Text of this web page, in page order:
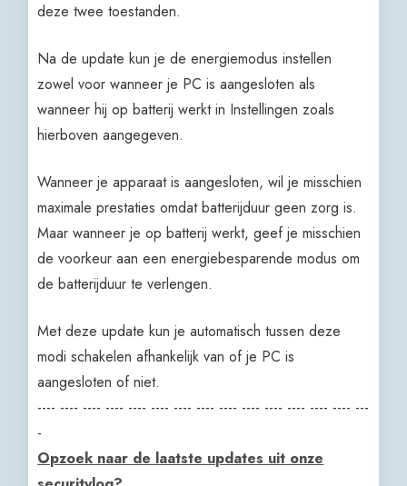
deze twee toestanden.
Na de update kun je de energiemodus instellen
zowel voor wanneer je PC is aangesloten als
wanneer hij op batterij werkt in Instellingen zoals
hierboven aangegeven.
Wanneer je apparaat is aangesloten, wil je misschien
maximale prestaties omdat batterijduur geen zorg is.
Maar wanneer je op batterij werkt, geef je misschien
de voorkeur aan een energiebesparende modus om
de batterijduur te verlengen.
Met deze update kun je automatisch tussen deze
modi schakelen afhankelijk van of je PC is
aangesloten of niet.
---- ---- ---- ---- ---- ---- ---- ---- ---- ---- ---- ---- ---- ---- ---
-
Opzoek naar de laatste updates uit onze